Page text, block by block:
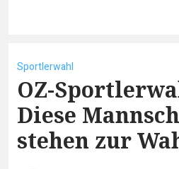
Sportlerwahl
OZ-
Diese
stehen zur